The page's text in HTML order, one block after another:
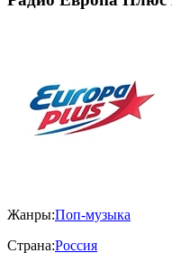
Жанры:Поп-музыка
Страна:Россия